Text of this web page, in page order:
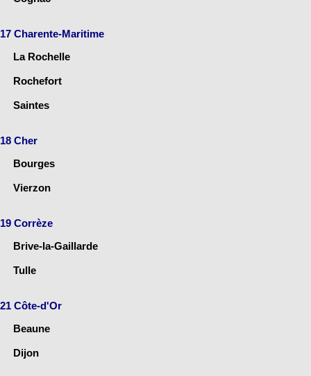
17 Charente-Maritime
La Rochelle
Rochefort
Saintes
18 Cher
Bourges
Vierzon
19 Corrèze
Brive-la-Gaillarde
Tulle
21 Côte-d'Or
Beaune
Dijon